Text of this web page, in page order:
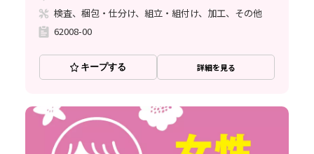
検査、梱包・仕分け、組立・組付け、加工、その他
62008-00
キープする 詳細を見る